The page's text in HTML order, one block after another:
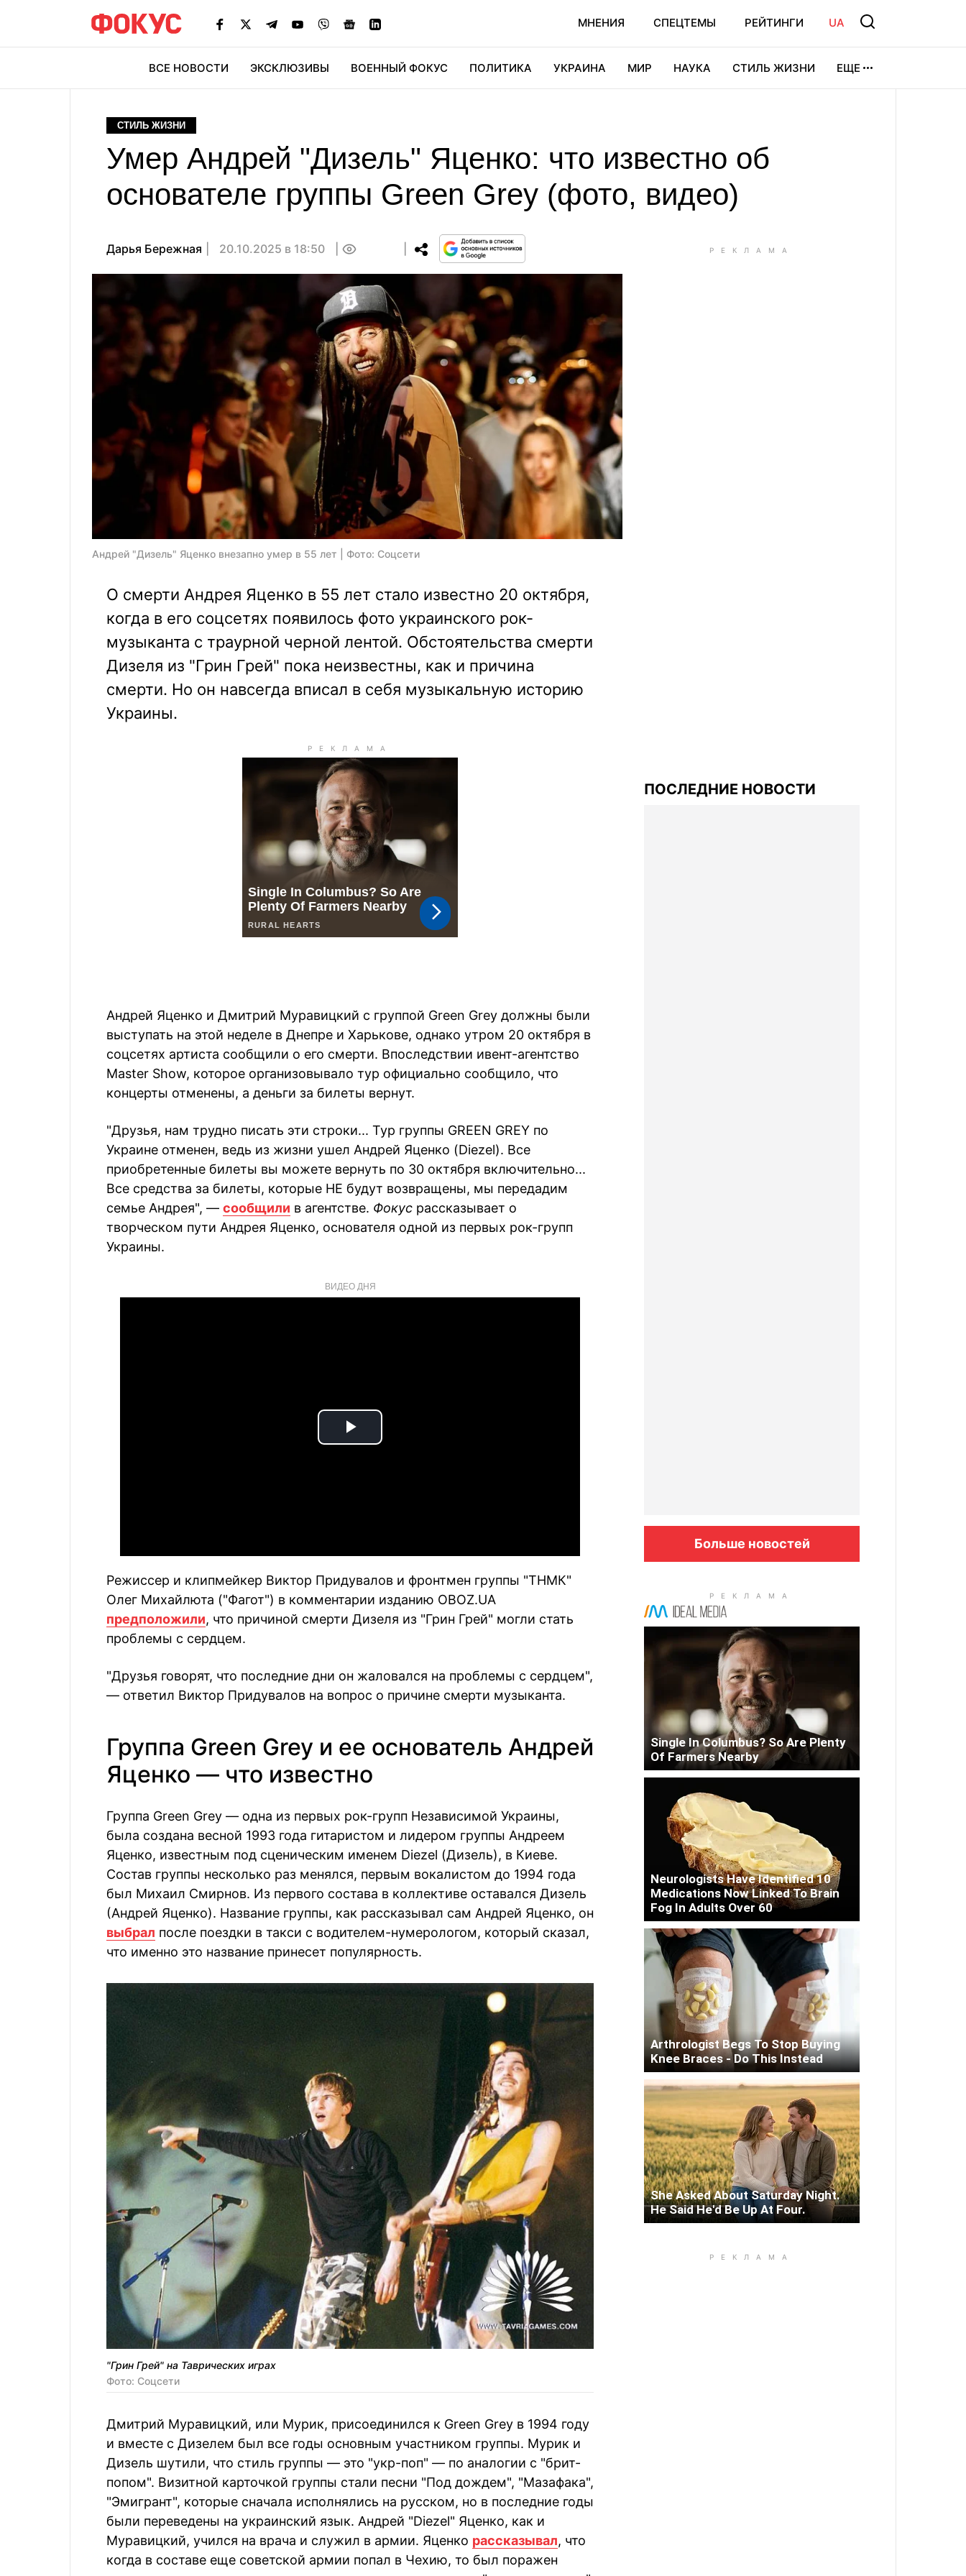
МНЕНИЯ СПЕЦТЕМЫ РЕЙТИНГИ UA
ВСЕ НОВОСТИ ЭКСКЛЮЗИВЫ ВОЕННЫЙ ФОКУС ПОЛИТИКА УКРАИНА МИР НАУКА СТИЛЬ ЖИЗНИ ЕЩЕ
СТИЛЬ ЖИЗНИ
Умер Андрей "Дизель" Яценко: что известно об
основателе группы Green Grey (фото, видео)
Дарья Бережная 20.10.2025 в 18:50
Андрей "Дизель" Яценко внезапно умер в 55 лет | Фото: Соцсети
О смерти Андрея Яценко в 55 лет стало известно 20 октября,
когда в его соцсетях появилось фото украинского рок-
музыканта с траурной черной лентой. Обстоятельства смерти
Дизеля из "Грин Грей" пока неизвестны, как и причина
смерти. Но он навсегда вписал в себя музыкальную историю
Украины.
Андрей Яценко и Дмитрий Муравицкий с группой Green Grey должны были
выступать на этой неделе в Днепре и Харькове, однако утром 20 октября в
соцсетях артиста сообщили о его смерти. Впоследствии ивент-агентство
Master Show, которое организовывало тур официально сообщило, что
концерты отменены, а деньги за билеты вернут.
"Друзья, нам трудно писать эти строки... Тур группы GREEN GREY по
Украине отменен, ведь из жизни ушел Андрей Яценко (Diezel). Все
приобретенные билеты вы можете вернуть по 30 октября включительно...
Все средства за билеты, которые НЕ будут возвращены, мы передадим
семье Андрея", — сообщили в агентстве. Фокус рассказывает о
творческом пути Андрея Яценко, основателя одной из первых рок-групп
Украины.
ВИДЕО ДНЯ
Play
Режиссер и клипмейкер Виктор Придувалов и фронтмен группы "ТНМК"
Олег Михайлюта ("Фагот") в комментарии изданию OBOZ.UA
предположили, что причиной смерти Дизеля из "Грин Грей" могли стать
проблемы с сердцем.
"Друзья говорят, что последние дни он жаловался на проблемы с сердцем",
— ответил Виктор Придувалов на вопрос о причине смерти музыканта.
Группа Green Grey и ее основатель Андрей
Яценко — что известно
Группа Green Grey — одна из первых рок-групп Независимой Украины,
была создана весной 1993 года гитаристом и лидером группы Андреем
Яценко, известным под сценическим именем Diezel (Дизель), в Киеве.
Состав группы несколько раз менялся, первым вокалистом до 1994 года
был Михаил Смирнов. Из первого состава в коллективе оставался Дизель
(Андрей Яценко). Название группы, как рассказывал сам Андрей Яценко, он
выбрал после поездки в такси с водителем-нумерологом, который сказал,
что именно это название принесет популярность.
"Грин Грей" на Таврических играх
Фото: Соцсети
Дмитрий Муравицкий, или Мурик, присоединился к Green Grey в 1994 году
и вместе с Дизелем был все годы основным участником группы. Мурик и
Дизель шутили, что стиль группы — это "укр-поп" — по аналогии с "брит-
попом". Визитной карточкой группы стали песни "Под дождем", "Мазафака",
"Эмигрант", которые сначала исполнялись на русском, но в последние годы
были переведены на украинский язык. Андрей "Diezel" Яценко, как и
Муравицкий, учился на врача и служил в армии. Яценко рассказывал, что
когда в составе еще советской армии попал в Чехию, то был поражен
ПОСЛЕДНИЕ НОВОСТИ
Больше новостей